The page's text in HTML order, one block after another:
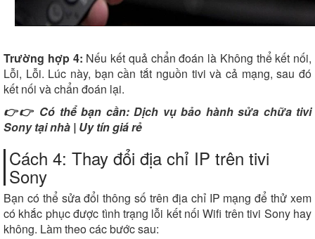
Trường hợp 4: Nếu kết quả chẩn đoán là Không thể kết nối,
Lỗi, Lỗi. Lúc này, bạn cần tắt nguồn tivi và cả mạng, sau đó
kết nối và chẩn đoán lại.
👉👉 Có thể bạn cần:Dịch vụ bảo hành sửa chữa tivi
Sony tại nhà | Uy tín giá rẻ
Cách 4: Thay đổi địa chỉ IP trên tivi
Sony
Bạn có thể sửa đổi thông số trên địa chỉ IP mạng để thử xem
có khắc phục được tình trạng lỗi kết nối Wifi trên tivi Sony hay
không. Làm theo các bước sau: